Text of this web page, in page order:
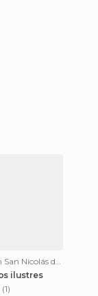
Universities in San Nicolás de los Garza
ilustres
(1)